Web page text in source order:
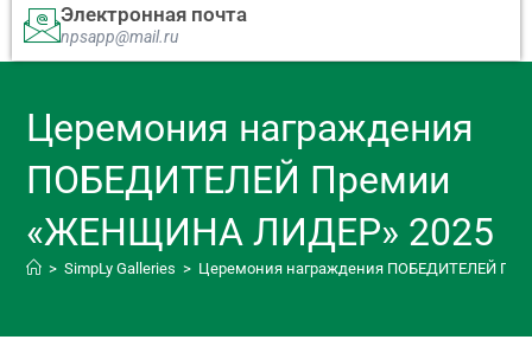
Электронная почта
npsapp@mail.ru
Церемония награждения
ПОБЕДИТЕЛЕЙ Премии
«ЖЕНЩИНА ЛИДЕР» 2025
> SimpLy Galleries > Церемония награждения ПОБЕДИТЕЛЕЙ